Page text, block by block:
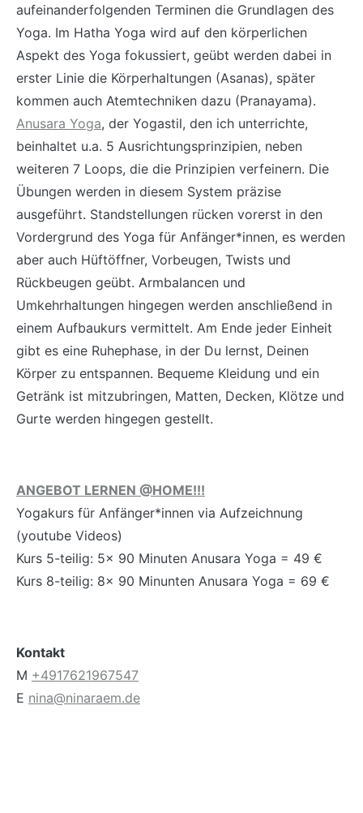
aufeinanderfolgenden Terminen die Grundlagen des
Yoga. Im Hatha Yoga wird auf den körperlichen
Aspekt des Yoga fokussiert, geübt werden dabei in
erster Linie die Körperhaltungen (Asanas), später
kommen auch Atemtechniken dazu (Pranayama).
Anusara Yoga, der Yogastil, den ich unterrichte,
beinhaltet u.a. 5 Ausrichtungsprinzipien, neben
weiteren 7 Loops, die die Prinzipien verfeinern. Die
Übungen werden in diesem System präzise
ausgeführt. Standstellungen rücken vorerst in den
Vordergrund des Yoga für Anfänger*innen, es werden
aber auch Hüftöffner, Vorbeugen, Twists und
Rückbeugen geübt. Armbalancen und
Umkehrhaltungen hingegen werden anschließend in
einem Aufbaukurs vermittelt. Am Ende jeder Einheit
gibt es eine Ruhephase, in der Du lernst, Deinen
Körper zu entspannen. Bequeme Kleidung und ein
Getränk ist mitzubringen, Matten, Decken, Klötze und
Gurte werden hingegen gestellt.
ANGEBOT LERNEN @HOME!!!
Yogakurs für Anfänger*innen via Aufzeichnung
(youtube Videos)
Kurs 5-teilig: 5x 90 Minuten Anusara Yoga = 49 €
Kurs 8-teilig: 8x 90 Minunten Anusara Yoga = 69 €
Kontakt
M +4917621967547
E nina@ninaraem.de